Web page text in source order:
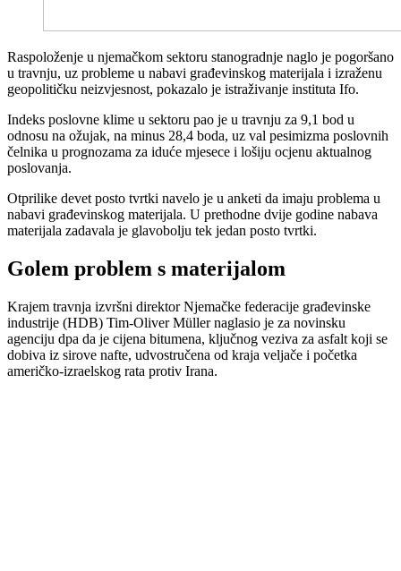
Raspoloženje u njemačkom sektoru stanogradnje naglo je pogoršano
u travnju, uz probleme u nabavi građevinskog materijala i izraženu
geopolitičku neizvjesnost, pokazalo je istraživanje instituta Ifo.
Indeks poslovne klime u sektoru pao je u travnju za 9,1 bod u
odnosu na ožujak, na minus 28,4 boda, uz val pesimizma poslovnih
čelnika u prognozama za iduće mjesece i lošiju ocjenu aktualnog
poslovanja.
Otprilike devet posto tvrtki navelo je u anketi da imaju problema u
nabavi građevinskog materijala. U prethodne dvije godine nabava
materijala zadavala je glavobolju tek jedan posto tvrtki.
Golem problem s materijalom
Krajem travnja izvršni direktor Njemačke federacije građevinske
industrije (HDB) Tim-Oliver Müller naglasio je za novinsku
agenciju dpa da je cijena bitumena, ključnog veziva za asfalt koji se
dobiva iz sirove nafte, udvostručena od kraja veljače i početka
američko-izraelskog rata protiv Irana.